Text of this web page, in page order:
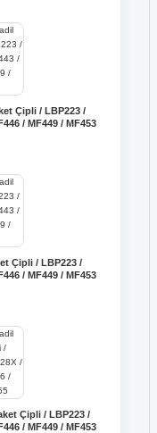
Çipli / LBP223 /
/ MF449 / MF453
Çipli / LBP223 /
/ MF449 / MF453
Çipli / LBP223 /
/ MF449 / MF453